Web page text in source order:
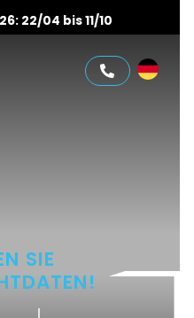
22/04 bis 11/10
SIE